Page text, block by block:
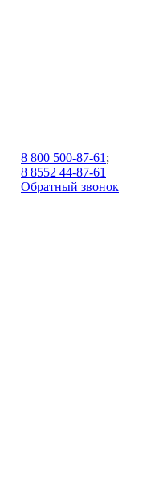
8 800 500-87-61 ;
8 8552 44-87-61
Обратный звонок